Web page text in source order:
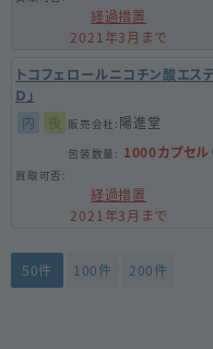
経過措置
2021年3月まで
内 後
トコフェロールニコチン酸エス
Ｄ」
1000カプセル
陽進堂
経過措置
2021年3月まで
50件 100件 200件